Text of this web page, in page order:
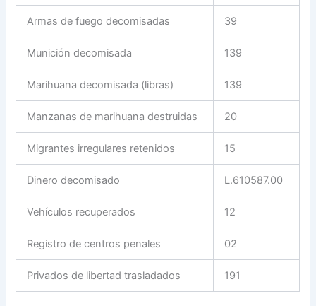
Armas de fuego decomisadas 39
Munición decomisada 139
Marihuana decomisada (libras) 139
Manzanas de marihuana destruidas 20
Migrantes irregulares retenidos 15
Dinero decomisado L.610587.00
Vehículos recuperados 12
Registro de centros penales 02
Privados de libertad trasladados 191